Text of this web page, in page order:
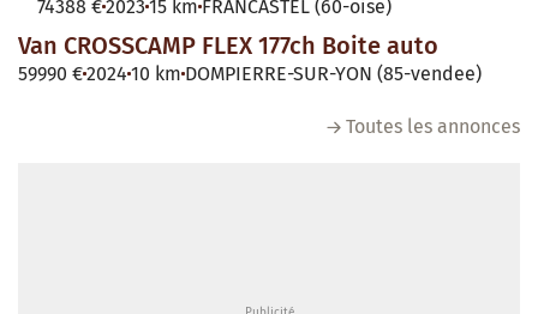
74388 €2023 15 km FRANCASTEL (60-oise)
Van CROSSCAMP FLEX 177ch Boite auto
59990 €2024 10 km DOMPIERRE-SUR-YON (85-vendee)
Toutes les annonces